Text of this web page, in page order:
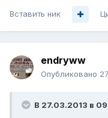
Вставить ник
endryww
Опубликовано
В 27.03.2013 в